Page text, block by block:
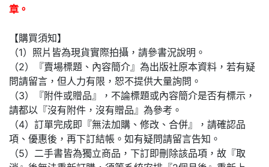
章。
【購買須知】
（1）照片皆為現貨實際拍攝，請參書況說明。
（2）『賣場標題、內容簡介』為出版社原本資料，若有疑
問請留言，但人力有限，恕不提供大量詢問。
（3）『附件或贈品』，不論標題或內容簡介是否有標示，
請都以『沒有附件，沒有贈品』為參考。
（4）訂單完成即『無法加購、修改、合併』，請確認品
項、優惠後，再下訂結帳。如有疑問請留言告知。
（5）二手書皆為獨立商品，下訂即刪除該品項，故『取